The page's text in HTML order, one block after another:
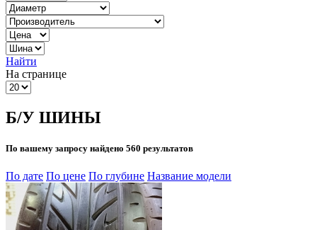
Найти
На странице
Б/У ШИНЫ
По вашему запросу найдено 560 результатов
По дате По цене По глубине Название модели